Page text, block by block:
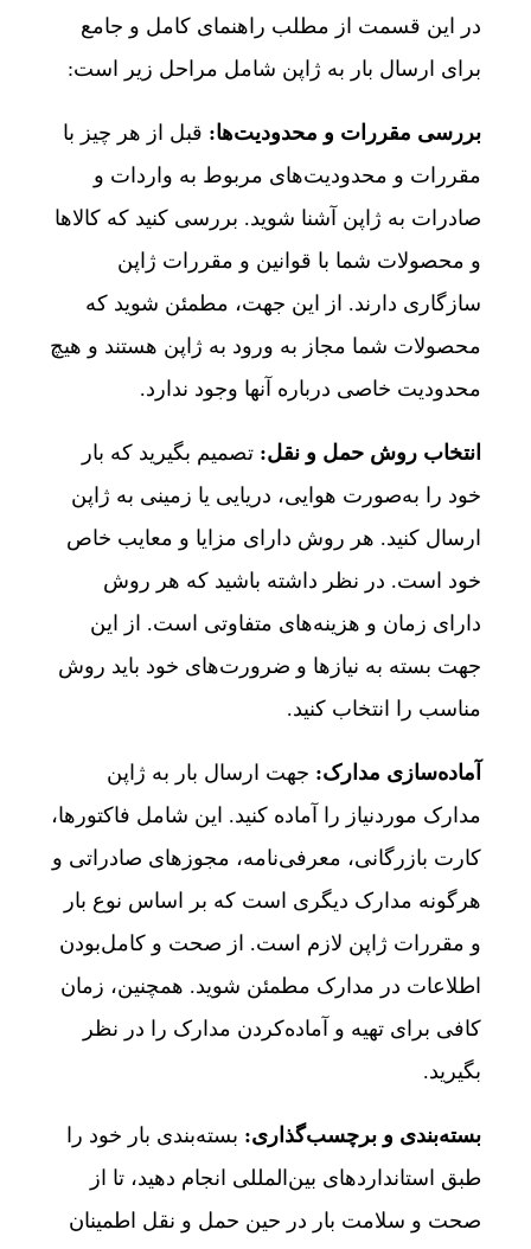
در این قسمت از مطلب راهنمای کامل و جامع
برای ارسال بار به ژاپن شامل مراحل زیر است:
بررسی مقررات و محدودیت‌ها: قبل از هر چیز با
مقررات و محدودیت‌های مربوط به واردات و
صادرات به ژاپن آشنا شوید. بررسی کنید که کالاها
و محصولات شما با قوانین و مقررات ژاپن
سازگاری دارند. از این جهت، مطمئن شوید که
محصولات شما مجاز به ورود به ژاپن هستند و هیچ
محدودیت خاصی درباره آنها وجود ندارد.
انتخاب روش حمل‌ و نقل: تصمیم بگیرید که بار
خود را به‌صورت هوایی، دریایی یا زمینی به ژاپن
ارسال کنید. هر روش دارای مزایا و معایب خاص
خود است. در نظر داشته باشید که هر روش
دارای زمان و هزینه‌های متفاوتی است. از این
جهت بسته به نیازها و ضرورت‌های خود باید روش
مناسب را انتخاب کنید.
آماده‌سازی مدارک: جهت ارسال بار به ژاپن
مدارک موردنیاز را آماده کنید. این شامل فاکتورها،
کارت بازرگانی، معرفی‌نامه، مجوزهای صادراتی و
هرگونه مدارک دیگری است که بر اساس نوع بار
و مقررات ژاپن لازم است. از صحت و کامل‌بودن
اطلاعات در مدارک مطمئن شوید. همچنین، زمان
کافی برای تهیه و آماده‌کردن مدارک را در نظر
بگیرید.
بسته‌بندی و برچسب‌گذاری: بسته‌بندی بار خود را
طبق استانداردهای بین‌المللی انجام دهید، تا از
صحت و سلامت بار در حین حمل‌ و نقل اطمینان